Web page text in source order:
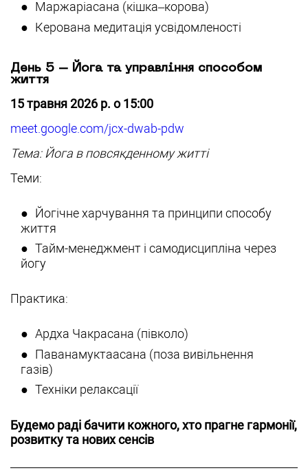
Маржаріасана (кішка–корова)
Керована медитація усвідомленості
День 5 – Йога та управління способом
життя
15 травня 2026 р. о 15:00
meet.google.com/jcx-dwab-pdw
Тема: Йога в повсякденному житті
Теми:
Йогічне харчування та принципи способу
життя
Тайм-менеджмент і самодисципліна через
йогу
Практика:
Ардха Чакрасана (півколо)
Паванамуктаасана (поза вивільнення
газів)
Техніки релаксації
Будемо раді бачити кожного, хто прагне гармонії,
розвитку та нових сенсів